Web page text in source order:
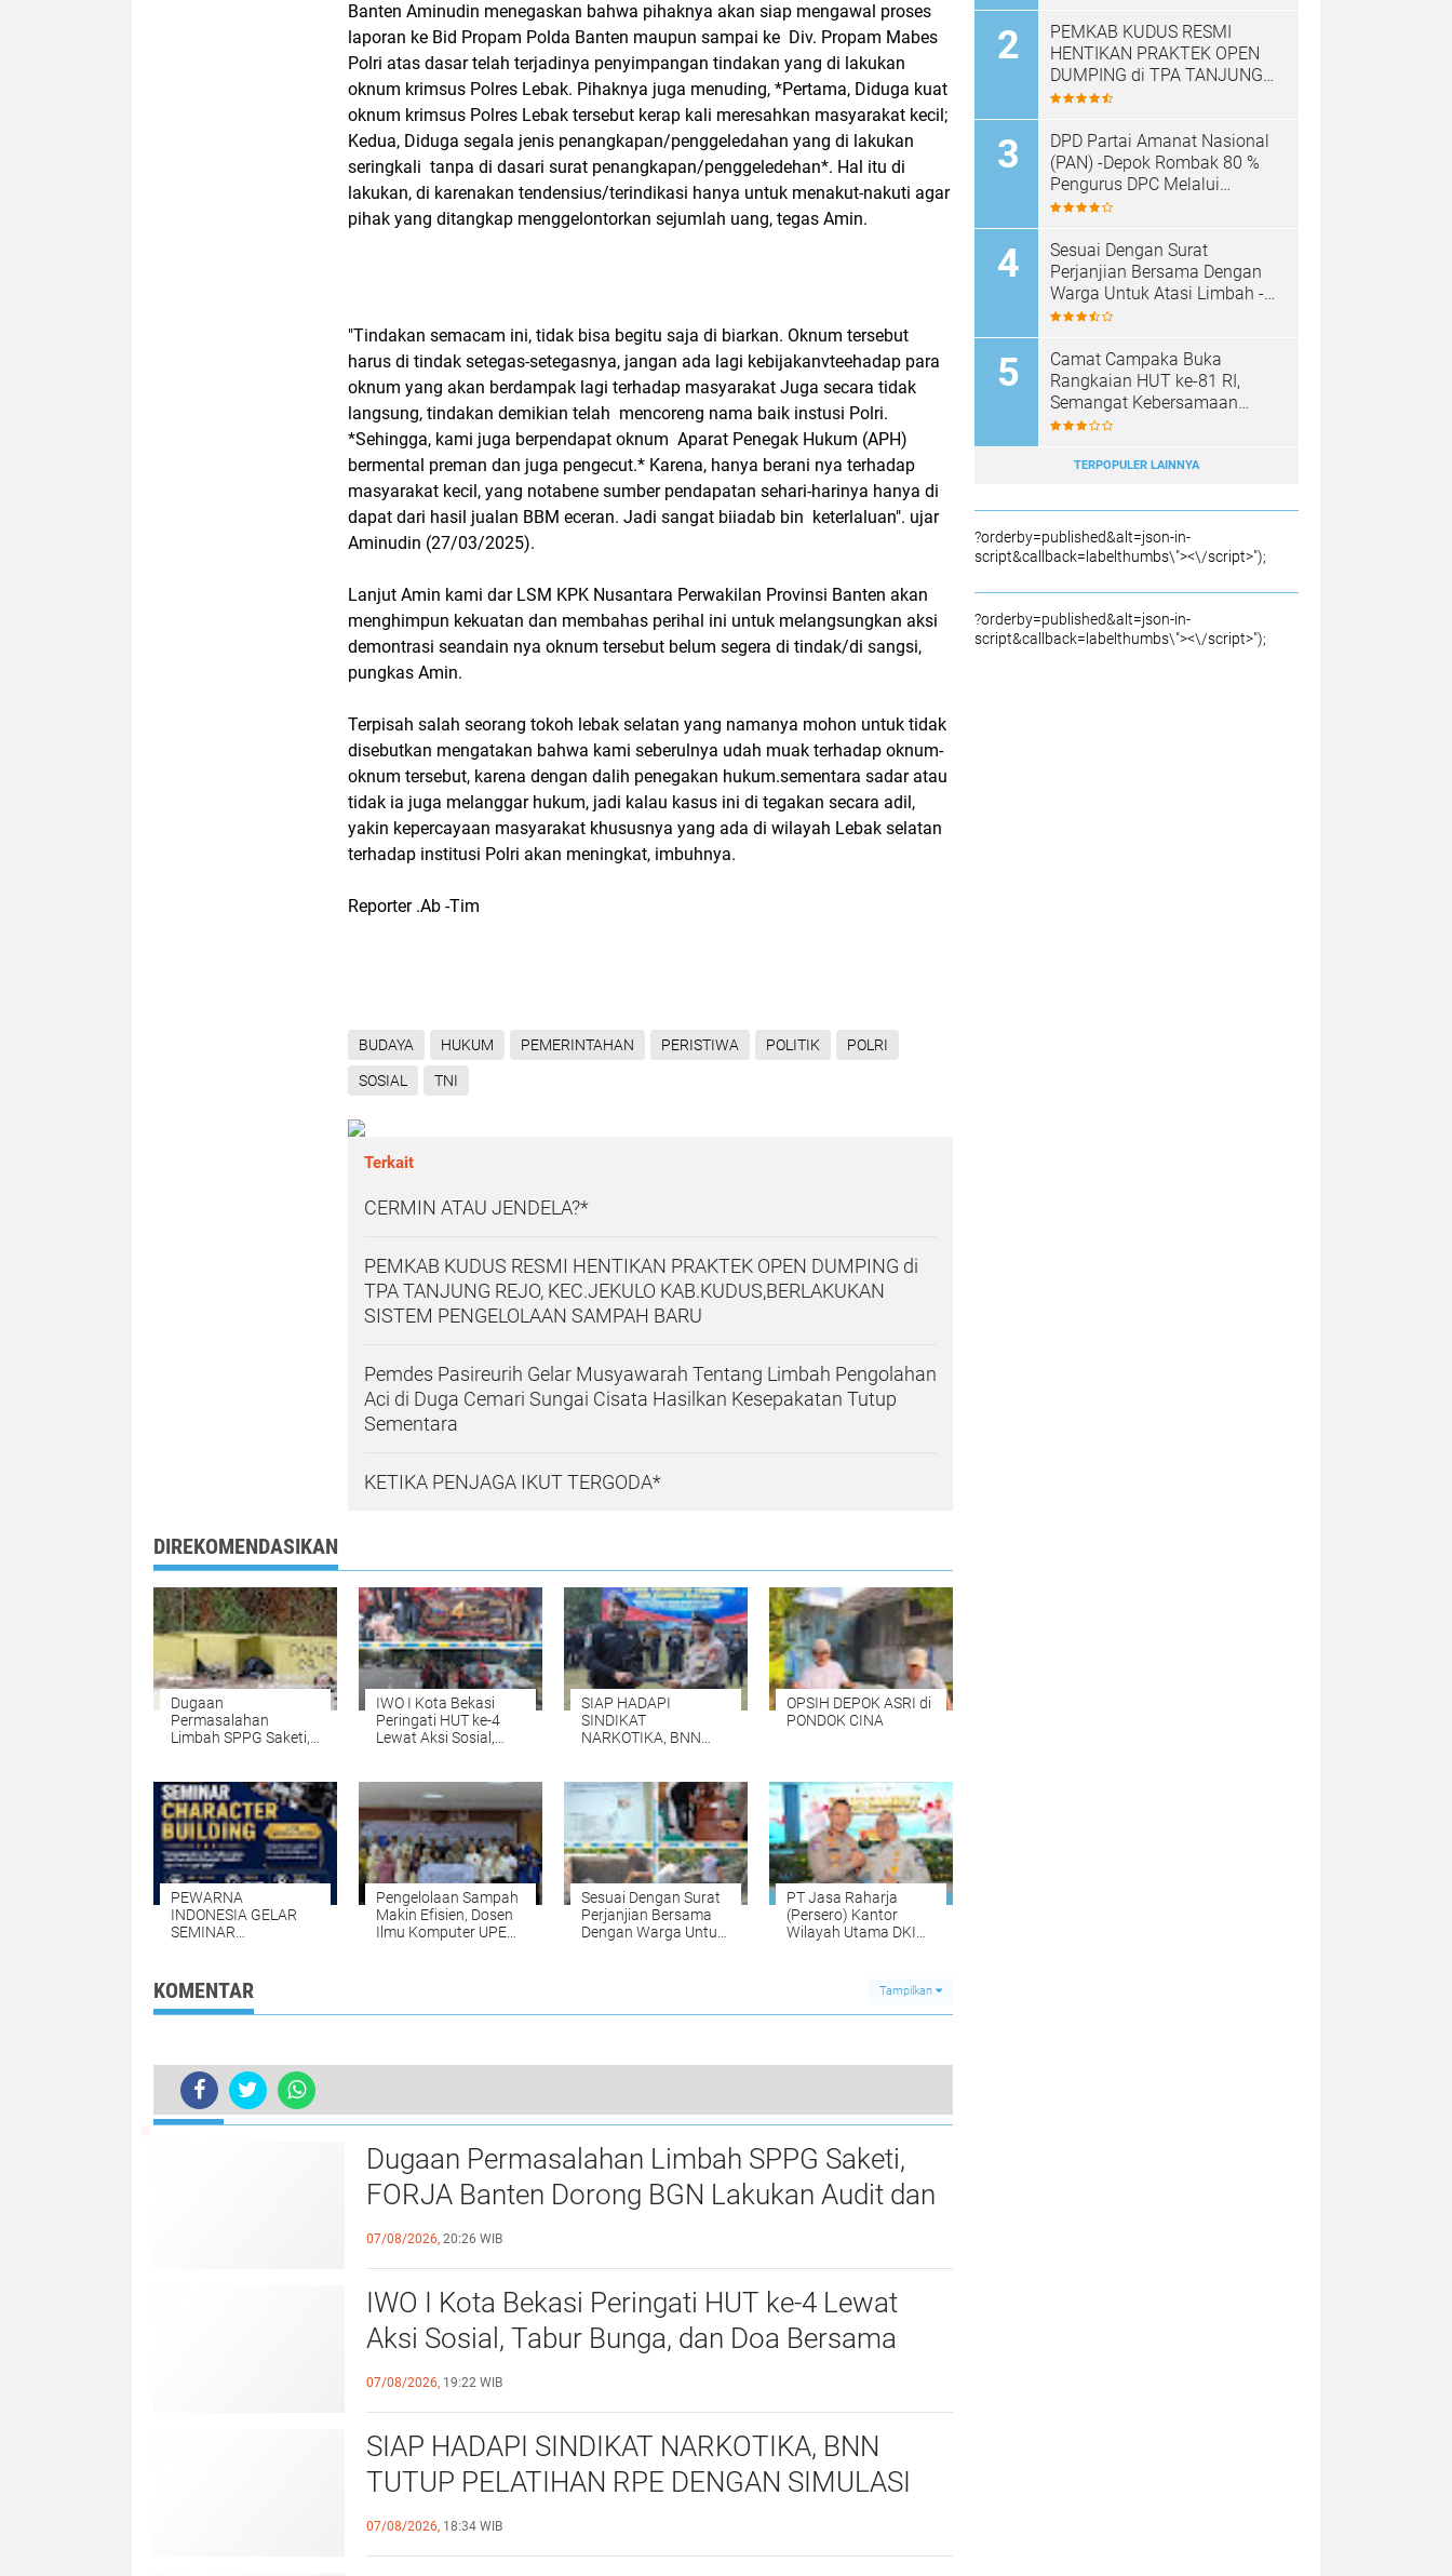
Banten Aminudin menegaskan bahwa pihaknya akan siap mengawal proses
laporan ke Bid Propam Polda Banten maupun sampai ke Div. Propam Mabes
Polri atas dasar telah terjadinya penyimpangan tindakan yang di lakukan
oknum krimsus Polres Lebak. Pihaknya juga menuding, *Pertama, Diduga kuat
oknum krimsus Polres Lebak tersebut kerap kali meresahkan masyarakat kecil;
Kedua, Diduga segala jenis penangkapan/penggeledahan yang di lakukan
seringkali tanpa di dasari surat penangkapan/penggeledehan*. Hal itu di
lakukan, di karenakan tendensius/terindikasi hanya untuk menakut-nakuti agar
pihak yang ditangkap menggelontorkan sejumlah uang, tegas Amin.
"Tindakan semacam ini, tidak bisa begitu saja di biarkan. Oknum tersebut
harus di tindak setegas-setegasnya, jangan ada lagi kebijakanvteehadap para
oknum yang akan berdampak lagi terhadap masyarakat Juga secara tidak
langsung, tindakan demikian telah mencoreng nama baik instusi Polri.
*Sehingga, kami juga berpendapat oknum Aparat Penegak Hukum (APH)
bermental preman dan juga pengecut.* Karena, hanya berani nya terhadap
masyarakat kecil, yang notabene sumber pendapatan sehari-harinya hanya di
dapat dari hasil jualan BBM eceran. Jadi sangat biiadab bin keterlaluan". ujar
Aminudin (27/03/2025).
Lanjut Amin kami dar LSM KPK Nusantara Perwakilan Provinsi Banten akan
menghimpun kekuatan dan membahas perihal ini untuk melangsungkan aksi
demontrasi seandain nya oknum tersebut belum segera di tindak/di sangsi,
pungkas Amin.
Terpisah salah seorang tokoh lebak selatan yang namanya mohon untuk tidak
disebutkan mengatakan bahwa kami seberulnya udah muak terhadap oknum-
oknum tersebut, karena dengan dalih penegakan hukum.sementara sadar atau
tidak ia juga melanggar hukum, jadi kalau kasus ini di tegakan secara adil,
yakin kepercayaan masyarakat khususnya yang ada di wilayah Lebak selatan
terhadap institusi Polri akan meningkat, imbuhnya.
Reporter .Ab -Tim
BUDAYA HUKUM PEMERINTAHAN PERISTIWA POLITIK POLRI
SOSIAL TNI
Terkait
CERMIN ATAU JENDELA?*
PEMKAB KUDUS RESMI HENTIKAN PRAKTEK OPEN DUMPING di
TPA TANJUNG REJO, KEC.JEKULO KAB.KUDUS,BERLAKUKAN
SISTEM PENGELOLAAN SAMPAH BARU
Pemdes Pasireurih Gelar Musyawarah Tentang Limbah Pengolahan
Aci di Duga Cemari Sungai Cisata Hasilkan Kesepakatan Tutup
Sementara
KETIKA PENJAGA IKUT TERGODA*
DIREKOMENDASIKAN
Dugaan
Permasalahan
Limbah SPPG Saketi,
Audit dan Evaluasi
Korcam
IWO I Kota Bekasi
Peringati HUT ke-4
Lewat Aksi Sosial,
Almarhum Anggota
SIAP HADAPI
SINDIKAT
NARKOTIKA, BNN
SIMULASI OPERASI
TAKTIS
OPSIH DEPOK ASRI di
PONDOK CINA
PEWARNA
INDONESIA GELAR
SEMINAR
MEMBANGUN
JURNALIS NASRANI
BERINTEGRITAS DAN
Pengelolaan Sampah
Makin Efisien, Dosen
Ilmu Komputer UPER
Sesuai Dengan Surat
Perjanjian Bersama
Dengan Warga Untuk
PT Jasa Raharja
(Persero) Kantor
Wilayah Utama DKI
Lintas Polda Metro
KOMENTAR Tampilkan
LSM KPK Nusantara Siap kawal Laporan Ke Propam, Dugaan Ada Tindakan Sewenang-Wenang Oknum Krimsus Polres Lebak.
TERKINI
Dugaan Permasalahan Limbah SPPG Saketi,
FORJA Banten Dorong BGN Lakukan Audit dan
Evaluasi Korcam
07/08/2026, 20:26 WIB
IWO I Kota Bekasi Peringati HUT ke-4 Lewat
Aksi Sosial, Tabur Bunga, dan Doa Bersama
untuk Almarhum Anggota
07/08/2026, 19:22 WIB
SIAP HADAPI SINDIKAT NARKOTIKA, BNN
TUTUP PELATIHAN RPE DENGAN SIMULASI
OPERASI TAKTIS
07/08/2026, 18:34 WIB
Sementara
PEMKAB KUDUS RESMI
HENTIKAN PRAKTEK OPEN
DUMPING di TPA TANJUNG
REJO, KEC.JEKULO
SISTEM PENGELOLAAN
SAMPAH BARU
DPD Partai Amanat Nasional
(PAN) -Depok Rombak 80 %
Pengurus DPC Melalui
Muscab "
Sesuai Dengan Surat
Perjanjian Bersama Dengan
Warga Untuk Atasi Limbah -
Pabrik Aci Giat Perbaiki Kobak
Camat Campaka Buka
Rangkaian HUT ke-81 RI,
Semangat Kebersamaan
Warnai Senam Massal dan
DesaTERPOPULER LAINNYA
?orderby=published&alt=json-in-
script&callback=labelthumbs\"><\/script>");
?orderby=published&alt=json-in-
script&callback=labelthumbs\"><\/script>");